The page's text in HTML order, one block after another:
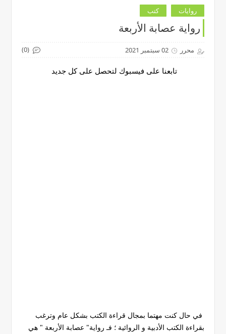
روايات كتب
رواية عصابة الأربعة
محرر 02 سبتمبر 2021 (0)
تابعنا على فيسبوك لتحصل على كل جديد
في حال كنت مهتما بمجال قراءة الكتب بشكل عام وترغب
بقراءة الكتب الأدبية و الروائية ؛ فـ رواية" عصابة الأربعة " هي